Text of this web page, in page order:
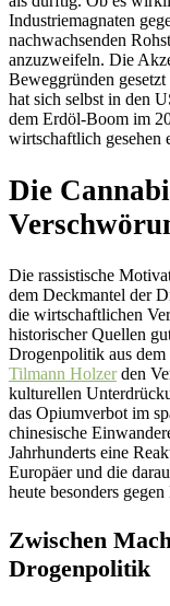
Industriemagnaten
nachwachsenden
anzuzweifeln. Die
Beweggründen
hat sich selbst in den
dem Erdöl-Boom im
wirtschaftlich gesehen
Die
Die rassistische
dem Deckmantel der
die wirtschaftlichen
historischer Quellen
Drogenpolitik aus dem
Tilmann Holzerden
kulturellen
das Opiumverbot im
chinesische
Jahrhunderts eine
Europäer und die
heute besonders
Zwischen
Drogenpolitik